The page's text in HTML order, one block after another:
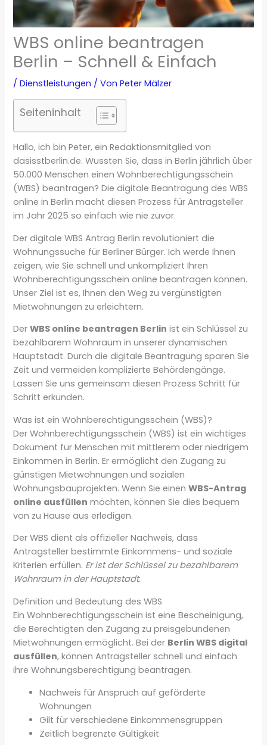
WBS online beantragen
Berlin – Schnell & Einfach
/Dienstleistungen / VonPeter Mälzer
Seiteninhalt
Hallo, ich bin Peter, ein Redaktionsmitglied von
dasisstberlin.de. Wussten Sie, dass in Berlin jährlich über
50.000 Menschen einen Wohnberechtigungsschein
(WBS) beantragen? Die digitale Beantragung des WBS
online in Berlin macht diesen Prozess für Antragsteller
im Jahr 2025 so einfach wie nie zuvor.
Der digitale WBS Antrag Berlin revolutioniert die
Wohnungssuche für Berliner Bürger. Ich werde Ihnen
zeigen, wie Sie schnell und unkompliziert Ihren
Wohnberechtigungsschein online beantragen können.
Unser Ziel ist es, Ihnen den Weg zu vergünstigten
Mietwohnungen zu erleichtern.
DerWBS online beantragen Berlin ist ein Schlüssel zu
bezahlbarem Wohnraum in unserer dynamischen
Hauptstadt. Durch die digitale Beantragung sparen Sie
Zeit und vermeiden komplizierte Behördengänge.
Lassen Sie uns gemeinsam diesen Prozess Schritt für
Schritt erkunden.
Was ist ein Wohnberechtigungsschein (WBS)?
Der Wohnberechtigungsschein (WBS) ist ein wichtiges
Dokument für Menschen mit mittlerem oder niedrigem
Einkommen in Berlin. Er ermöglicht den Zugang zu
günstigen Mietwohnungen und sozialen
Wohnungsbauprojekten. Wenn Sie einenWBS-Antrag
online ausfüllen möchten, können Sie dies bequem
von zu Hause aus erledigen.
Der WBS dient als offizieller Nachweis, dass
Antragsteller bestimmte Einkommens- und soziale
Kriterien erfüllen. Er ist der Schlüssel zu bezahlbarem
Wohnraum in der Hauptstadt.
Definition und Bedeutung des WBS
Ein Wohnberechtigungsschein ist eine Bescheinigung,
die Berechtigten den Zugang zu preisgebundenen
Mietwohnungen ermöglicht. Bei der Berlin WBS digital
ausfüllen, können Antragsteller schnell und einfach
ihre Wohnungsberechtigung beantragen.
Nachweis für Anspruch auf geförderte
Wohnungen
Gilt für verschiedene Einkommensgruppen
Zeitlich begrenzte Gültigkeit